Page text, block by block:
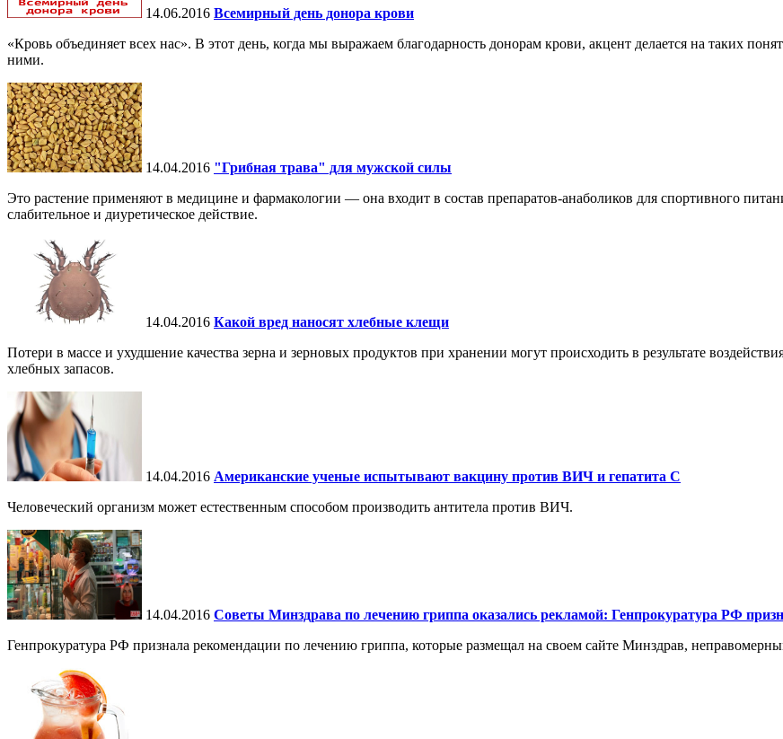
14.06.2016 Всемирный день донора крови
«Кровь объединяет всех нас». В этот день, когда мы выражаем благодарность донорам крови, акцент делается на таких
ними.
14.04.2016 "Грибная трава" для мужской силы
Это растение применяют в медицине и фармакологии — она входит в состав препаратов-анаболиков для спортивного
слабительное и диуретическое действие.
14.04.2016 Какой вред наносят хлебные клещи
Потери в массе и ухудшение качества зерна и зерновых продуктов при хранении могут происходить в результате
хлебных запасов.
14.04.2016 Американские ученые испытывают вакцину против ВИЧ и гепатита С
Человеческий организм может естественным способом производить антитела против ВИЧ.
14.04.2016 Советы Минздрава по лечению гриппа оказались рекламой: Генпрокуратура РФ
Генпрокуратура РФ признала рекомендации по лечению гриппа, которые размещал на своем сайте Минздрав,